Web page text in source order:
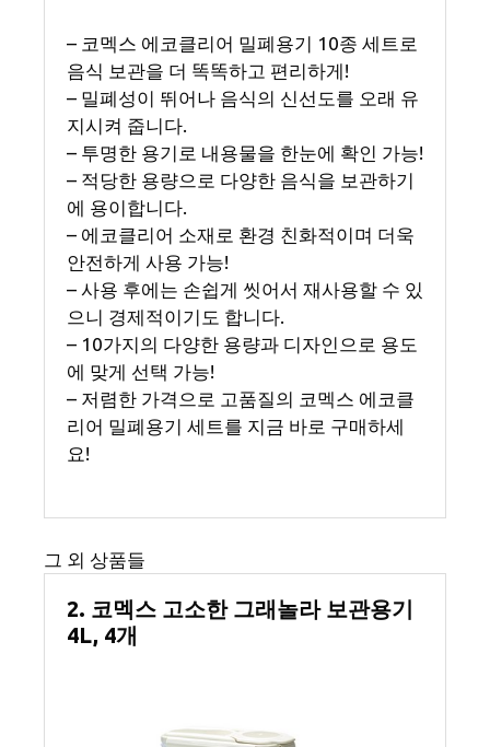
– 코멕스 에코클리어 밀폐용기 10종 세트로
음식 보관을 더 똑똑하고 편리하게!
– 밀폐성이 뛰어나 음식의 신선도를 오래 유
지시켜 줍니다.
– 투명한 용기로 내용물을 한눈에 확인 가능!
– 적당한 용량으로 다양한 음식을 보관하기
에 용이합니다.
– 에코클리어 소재로 환경 친화적이며 더욱
안전하게 사용 가능!
– 사용 후에는 손쉽게 씻어서 재사용할 수 있
으니 경제적이기도 합니다.
– 10가지의 다양한 용량과 디자인으로 용도
에 맞게 선택 가능!
– 저렴한 가격으로 고품질의 코멕스 에코클
리어 밀폐용기 세트를 지금 바로 구매하세
요!
그 외 상품들
2. 코멕스 고소한 그래놀라 보관용기
4L, 4개